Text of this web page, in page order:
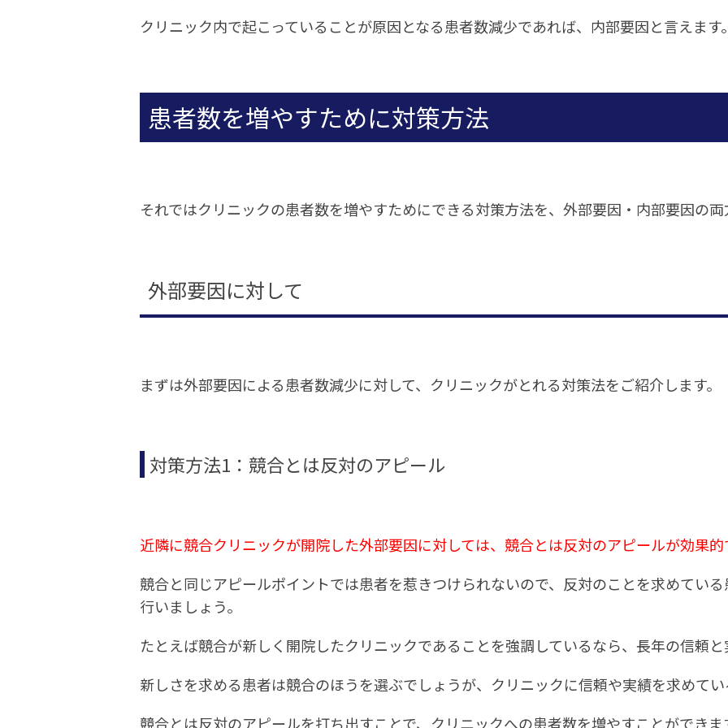
クリニック内で起こっていることが原因となる患者数減少であれば、内部要因と言えます。
患者数を増やすために対策方法
それではクリニックの患者数を増やすためにできる対策方法を、外部要因・内部要因の両
外部要因に対して
まずは外部要因による患者数減少に対して、クリニックがとれる対策法をご紹介します。
対策方法1：競合とは反対のアピール
近隣に競合クリニックが開院した外部要因に対しては、競合とは反対のアピールが効果的
競合と同じアピールポイントでは患者を惹きつけられないので、反対のことを求めてい
行いましょう。
たとえば競合が新しく開院したクリニックであることを強調しているなら、長年の信頼と
新しさを求める患者は競合のほうを選ぶでしょうが、クリニックに信頼や実績を求めてい
競合とは反対のアピールを打ち出すことで、クリニックへの患者数を増やすことができま